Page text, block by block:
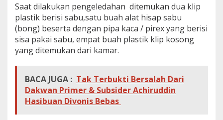
Saat dilakukan pengeledahan ditemukan dua klip
plastik berisi sabu,satu buah alat hisap sabu
(bong) beserta dengan pipa kaca / pirex yang berisi
sisa pakai sabu, empat buah plastik klip kosong
yang ditemukan dari kamar.
BACA JUGA : Tak Terbukti Bersalah Dari
Dakwan Primer & Subsider Achiruddin
Hasibuan Divonis Bebas